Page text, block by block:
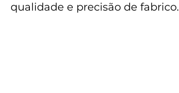
qualidade e precisão de fabrico.